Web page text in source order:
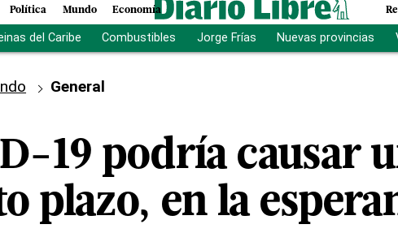
Política Mundo Economía
del Caribe Combustibles Jorge Frías Nuevas provincias
General
19 podría causar
plazo, en la